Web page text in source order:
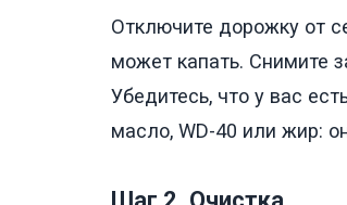
Отключите дорожку от
может капать. Снимите
Убедитесь, что у вас
масло, WD-40 или жир: